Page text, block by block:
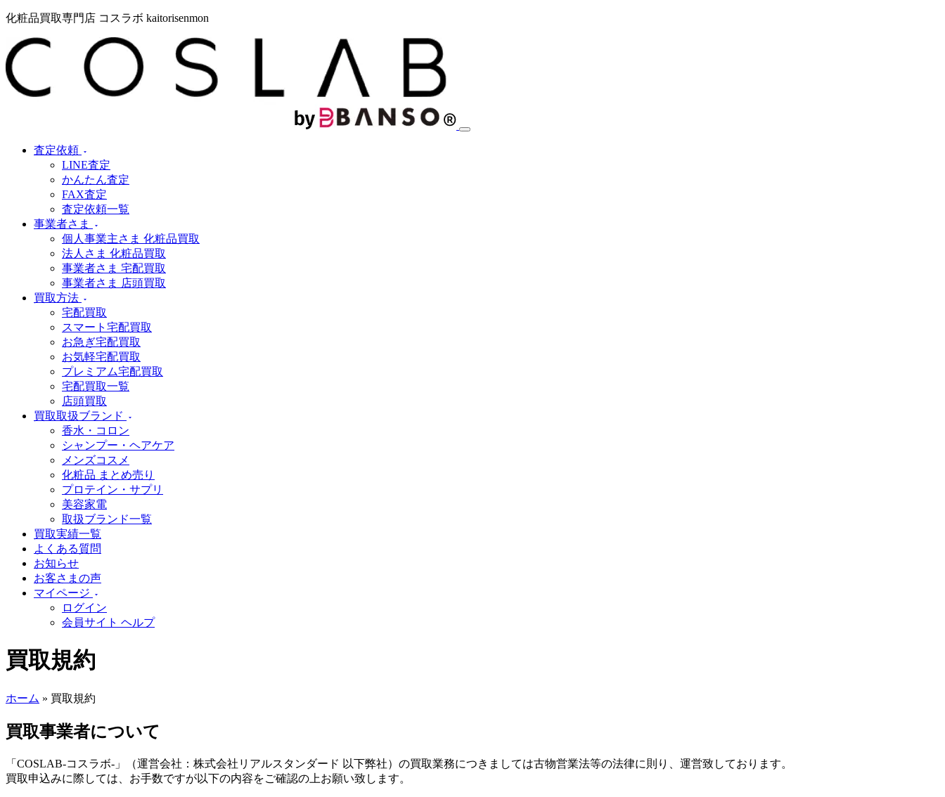
化粧品買取専門店 コスラボ kaitorisenmon
査定依頼
LINE査定
かんたん査定
FAX査定
査定依頼一覧
事業者さま
個人事業主さま 化粧品買取
法人さま 化粧品買取
事業者さま 宅配買取
事業者さま 店頭買取
買取方法
宅配買取
スマート宅配買取
お急ぎ宅配買取
お気軽宅配買取
プレミアム宅配買取
宅配買取一覧
店頭買取
買取取扱ブランド
香水・コロン
シャンプー・ヘアケア
メンズコスメ
化粧品 まとめ売り
プロテイン・サプリ
美容家電
取扱ブランド一覧
買取実績一覧
よくある質問
お知らせ
お客さまの声
マイページ
ログイン
会員サイト ヘルプ
買取規約
ホーム » 買取規約
買取事業者について
「COSLAB-コスラボ-」（運営会社：株式会社リアルスタンダード 以下弊社）の買取業務につきましては古物営業法等の法律に則り、運営致しております。
買取申込みに際しては、お手数ですが以下の内容をご確認の上お願い致します。